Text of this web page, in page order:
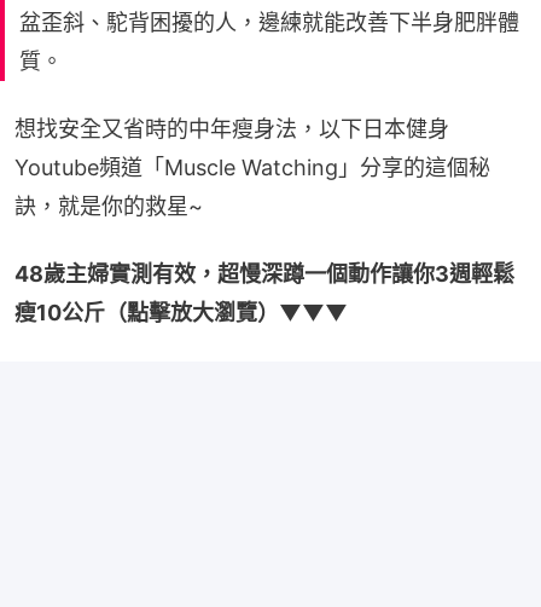
盆歪斜、駝背困擾的人，邊練就能改善下半身肥胖體
質。
想找安全又省時的中年瘦身法，以下日本健身
Youtube頻道「Muscle Watching」分享的這個秘
訣，就是你的救星~
48歲主婦實測有效，超慢深蹲一個動作讓你3週輕鬆
瘦10公斤（點擊放大瀏覽）▼▼▼